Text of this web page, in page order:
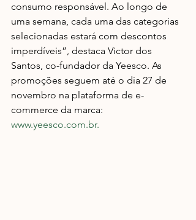
consumo responsável. Ao longo de
uma semana, cada uma das categorias
selecionadas estará com descontos
imperdíveis”, destaca Victor dos
Santos, co-fundador da Yeesco. As
promoções seguem até o dia 27 de
novembro na plataforma de e-
commerce da marca:
www.yeesco.com.br.